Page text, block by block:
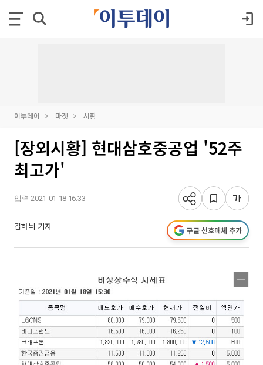
이투데이 마켓 시황
[장외시황] 현대삼호중공업 '52주
최고가'
입력 2021-01-18 16:33
김하늬 기자 구글 선호매체 추가